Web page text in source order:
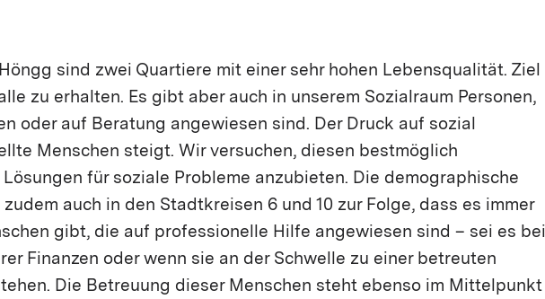
sind zwei Quartiere mit einer sehr hohen Lebensqualität. Ziel
zu erhalten. Es gibt aber auch in unserem Sozialraum Personen,
oder auf Beratung angewiesen sind. Der Druck auf sozial
Menschen steigt. Wir versuchen, diesen bestmöglich
für soziale Probleme anzubieten. Die demographische
auch in den Stadtkreisen 6 und 10 zur Folge, dass es immer
gibt, die auf professionelle Hilfe angewiesen sind – sei es bei
Finanzen oder wenn sie an der Schwelle zu einer betreuten
Die Betreuung dieser Menschen steht ebenso im Mittelpunkt